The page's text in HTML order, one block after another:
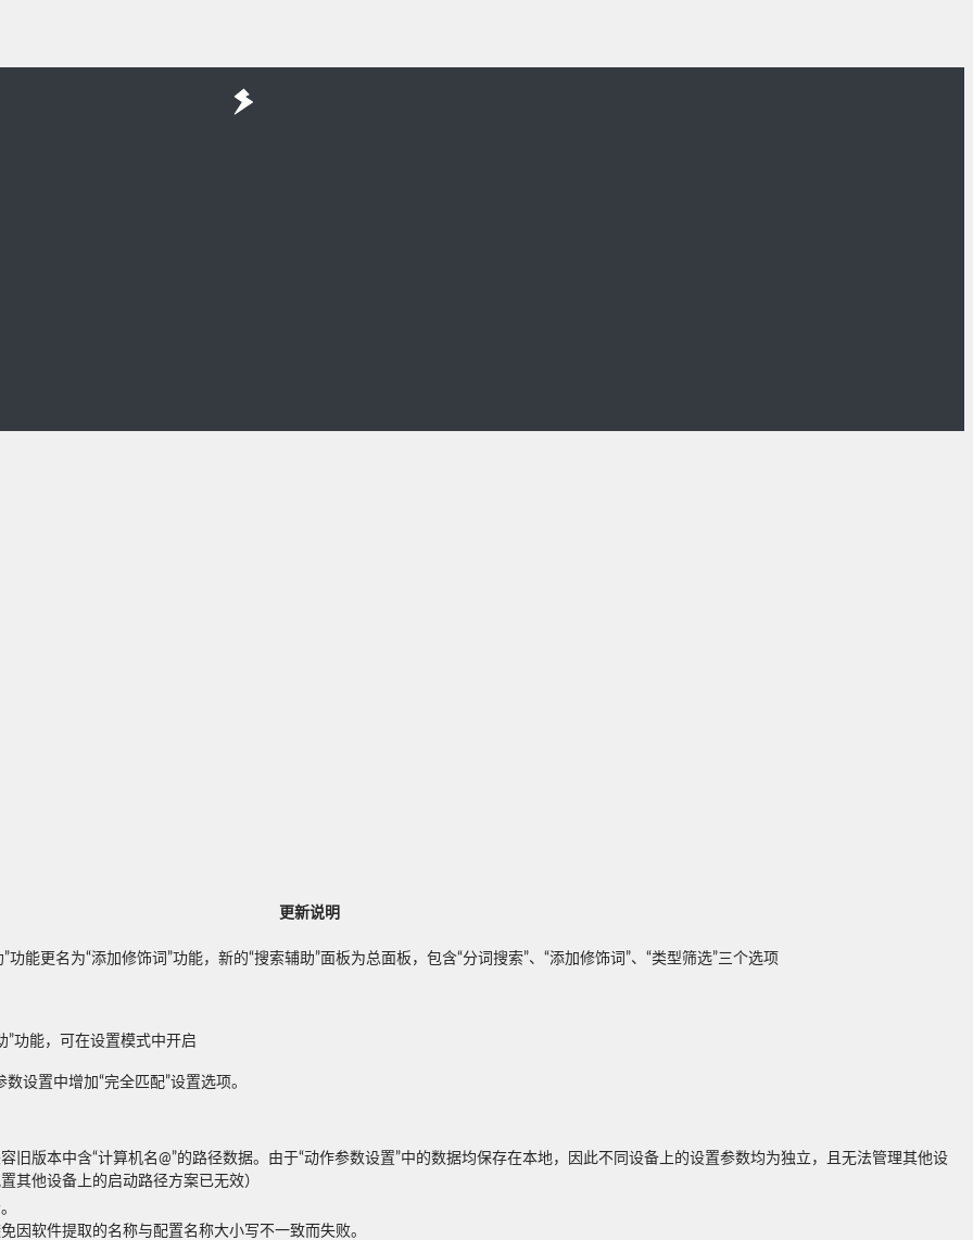
更新说明
功能更名为“添加修饰词”功能，新的“搜索辅助”面板为总面板，包含“分词搜索”、“添加修饰词”、“类型筛选”三个选项
”功能，可在设置模式中开启
设置中增加“完全匹配”设置选项。
旧版本中含“计算机名@”的路径数据。由于“动作参数设置”中的数据均保存在本地，因此不同设备上的设置参数均为独立，且无法管理其他设
其他设备上的启动路径方案已无效）
因软件提取的名称与配置名称大小写不一致而失败。